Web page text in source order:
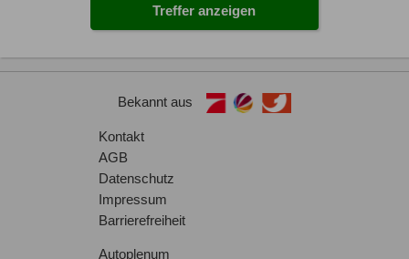
Treffer anzeigen
Bekannt aus
Kontakt
AGB
Datenschutz
Impressum
Barrierefreiheit
Autoplenum